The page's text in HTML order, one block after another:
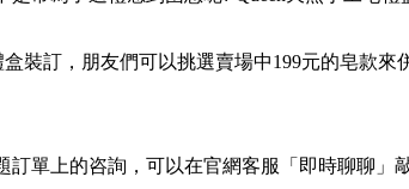
盒裝訂，朋友們可以挑選賣場中199元的皂款
訂單上的咨詢，可以在官網客服「即時聊聊」